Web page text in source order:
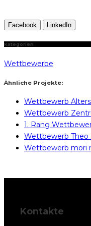
Facebook LinkedIn
Kategorien
Wettbewerbe
Ähnliche Projekte:
Wettbewerb
Wettbewerb
1. Rang
Wettbewerb Theo
Wettbewerb mori
Kontakte